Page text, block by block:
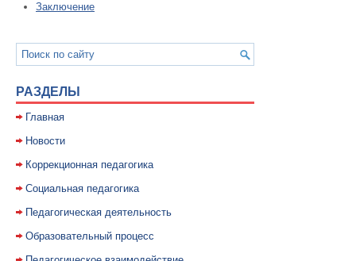
Заключение
РАЗДЕЛЫ
Главная
Новости
Коррекционная педагогика
Социальная педагогика
Педагогическая деятельность
Образовательный процесс